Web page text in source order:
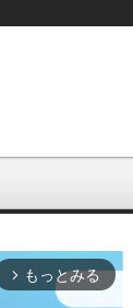
arrow_forward_ios もっとみる